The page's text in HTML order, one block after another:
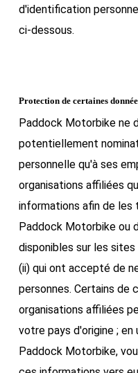
d'identification
ci-dessous.
Protection de certaines
Paddock Motorbike ne
potentiellement
personnelle qu'à ses
organisations affiliées
informations afin de
Paddock Motorbike ou
disponibles sur les
(ii) qui ont accepté de
personnes. Certains
organisations affiliées
votre pays d'origine ;
Paddock Motorbike,